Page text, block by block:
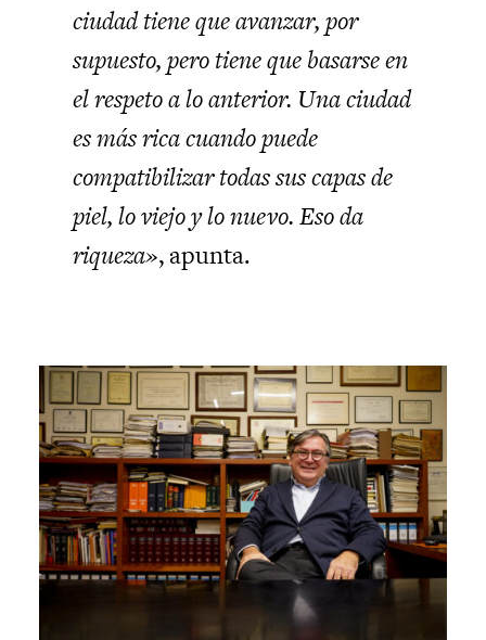
ciudad tiene que avanzar, por
supuesto, pero tiene que basarse en
el respeto a lo anterior. Una ciudad
es más rica cuando puede
compatibilizar todas sus capas de
piel, lo viejo y lo nuevo. Eso da
riqueza», apunta.